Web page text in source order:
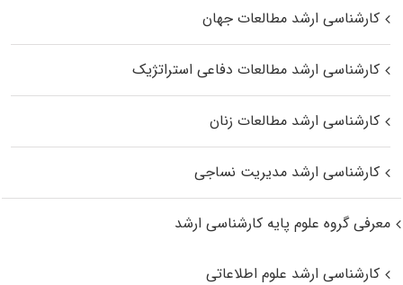
کارشناسی ارشد مطالعات جهان
کارشناسی ارشد مطالعات دفاعی استراتژیک
کارشناسی ارشد مطالعات زنان
کارشناسی ارشد مدیریت نساجی
معرفی گروه علوم پایه کارشناسی ارشد
کارشناسی ارشد علوم اطلاعاتی